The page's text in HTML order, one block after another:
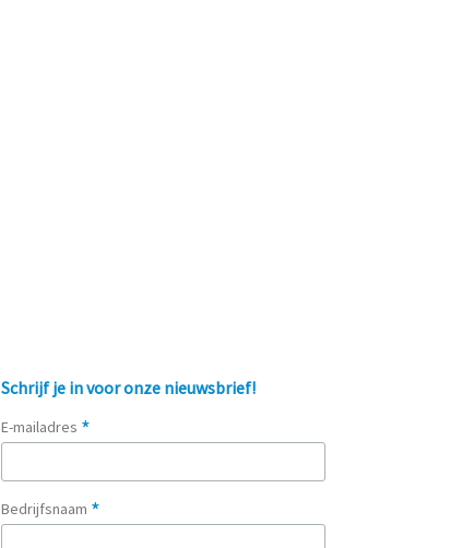
Schrijf je in voor onze nieuwsbrief!
E-mailadres *
Bedrijfsnaam *